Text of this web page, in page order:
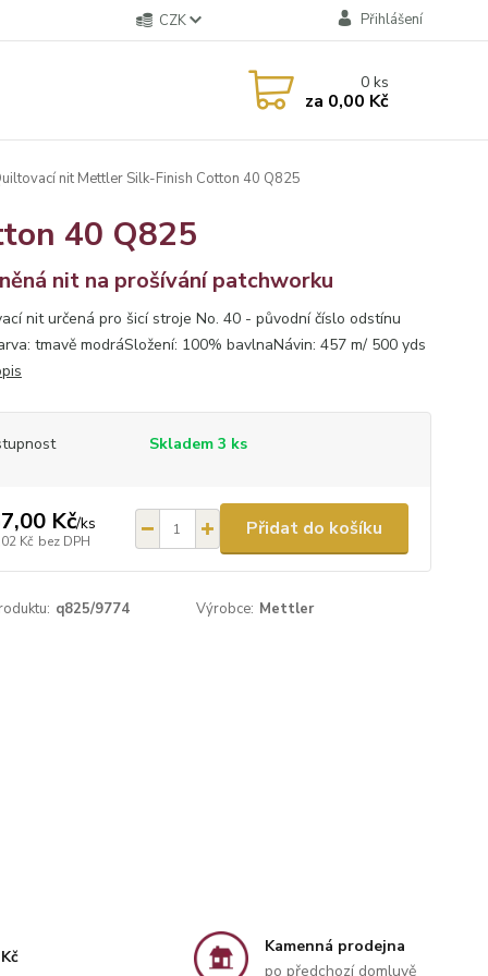
CZK Přihlášení
0ks
za 0,00 Kč
nit Mettler Silk-Finish Cotton 40 Q825
40 Q825
nit na prošívání patchworku
nit určená pro šicí stroje No. 40 - původní číslo odstínu
tmavě modráSložení: 100% bavlnaNávin: 457 m/ 500 yds
Skladem 3 ks
Kč/ks
Kč bez DPH
Přidat do košíku
q825/9774 Výrobce: Mettler
Kamenná prodejna
po předchozí domluvě